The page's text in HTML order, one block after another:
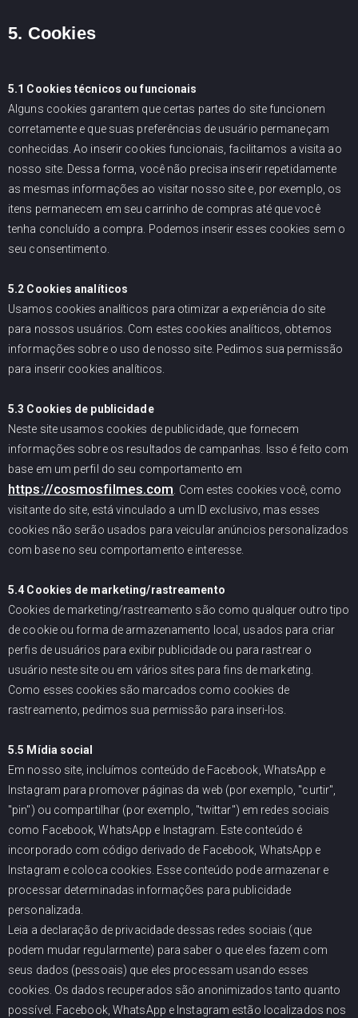
5. Cookies
5.1 Cookies técnicos ou funcionais
Alguns cookies garantem que certas partes do site funcionem
corretamente e que suas preferências de usuário permaneçam
conhecidas. Ao inserir cookies funcionais, facilitamos a visita ao
nosso site. Dessa forma, você não precisa inserir repetidamente
as mesmas informações ao visitar nosso site e, por exemplo, os
itens permanecem em seu carrinho de compras até que você
tenha concluído a compra. Podemos inserir esses cookies sem o
seu consentimento.
5.2 Cookies analíticos
Usamos cookies analíticos para otimizar a experiência do site
para nossos usuários. Com estes cookies analíticos, obtemos
informações sobre o uso de nosso site. Pedimos sua permissão
para inserir cookies analíticos.
5.3 Cookies de publicidade
Neste site usamos cookies de publicidade, que fornecem
informações sobre os resultados de campanhas. Isso é feito com
base em um perfil do seu comportamento em
https://cosmosfilmes.com . Com estes cookies você, como
visitante do site, está vinculado a um ID exclusivo, mas esses
cookies não serão usados para veicular anúncios personalizados
com base no seu comportamento e interesse.
5.4 Cookies de marketing/rastreamento
Cookies de marketing/rastreamento são como qualquer outro tipo
de cookie ou forma de armazenamento local, usados para criar
perfis de usuários para exibir publicidade ou para rastrear o
usuário neste site ou em vários sites para fins de marketing.
Como esses cookies são marcados como cookies de
rastreamento, pedimos sua permissão para inseri-los.
5.5 Mídia social
Em nosso site, incluímos conteúdo de Facebook, WhatsApp e
Instagram para promover páginas da web (por exemplo, "curtir",
"pin") ou compartilhar (por exemplo, "twittar") em redes sociais
como Facebook, WhatsApp e Instagram. Este conteúdo é
incorporado com código derivado de Facebook, WhatsApp e
Instagram e coloca cookies. Esse conteúdo pode armazenar e
processar determinadas informações para publicidade
personalizada.
Leia a declaração de privacidade dessas redes sociais (que
podem mudar regularmente) para saber o que eles fazem com
seus dados (pessoais) que eles processam usando esses
cookies. Os dados recuperados são anonimizados tanto quanto
possível. Facebook, WhatsApp e Instagram estão localizados nos